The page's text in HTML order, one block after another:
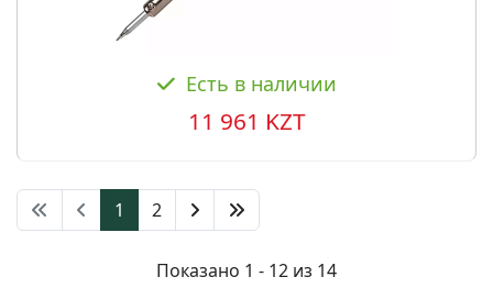
Есть в наличии
11 961 KZT
1 2
Показано 1 - 12 из 14